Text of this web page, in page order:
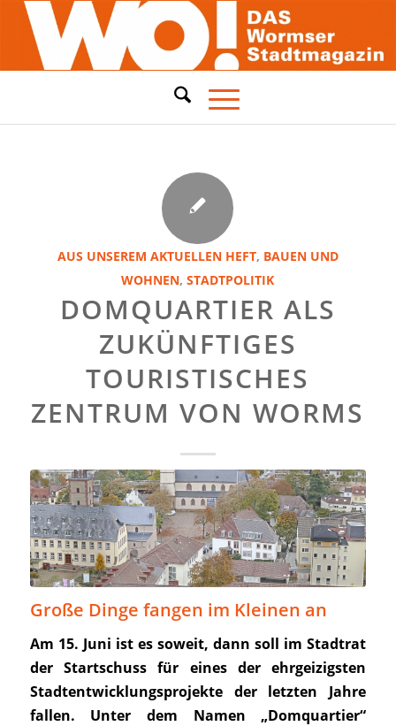
AUS UNSEREM AKTUELLEN HEFT, BAUEN UND
WOHNEN,STADTPOLITIK
DOMQUARTIER ALS
ZUKÜNFTIGES
TOURISTISCHES
ZENTRUM VON WORMS
Große Dinge fangen im Kleinen an
Am 15. Juni ist es soweit, dann soll im Stadtrat
der Startschuss für eines der ehrgeizigsten
Stadtentwicklungsprojekte der letzten Jahre
fallen. Unter dem Namen „Domquartier“